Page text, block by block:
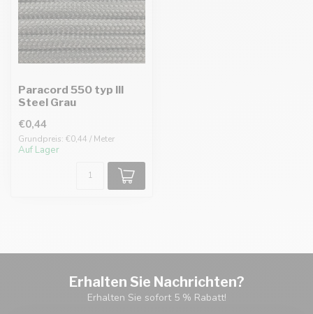
Paracord 550 typ III
Steel Grau
€0,44
Grundpreis: €0,44 / Meter
Auf Lager
Erhalten Sie Nachrichten?
Erhalten Sie sofort 5 % Rabatt!